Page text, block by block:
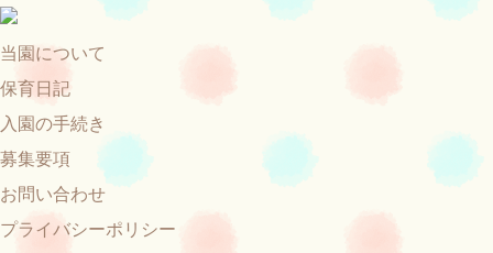
当園について
保育日記
入園の手続き
募集要項
お問い合わせ
プライバシーポリシー